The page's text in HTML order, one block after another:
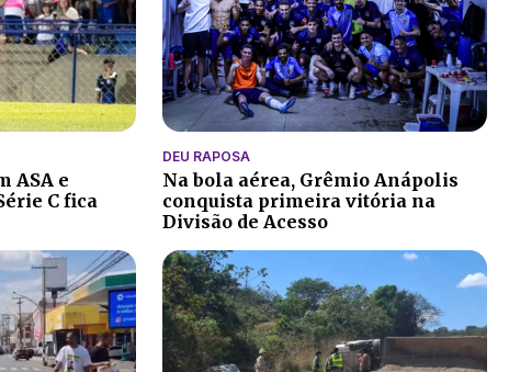
ASA e
C fica
DEU RAPOSA
Na bola aérea, Grêmio Anápolis
conquista primeira vitória na
Divisão de Acesso